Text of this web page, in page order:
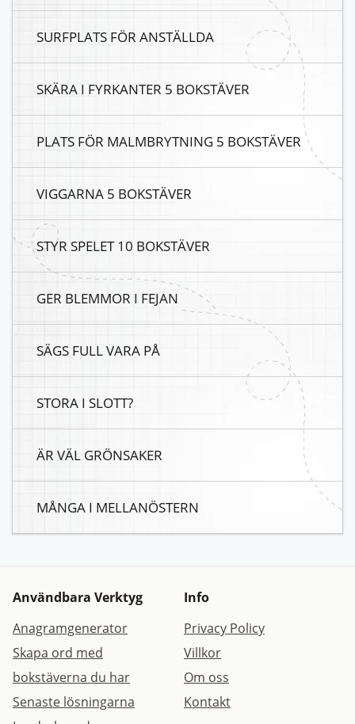
SURFPLATS FÖR ANSTÄLLDA
SKÄRA I FYRKANTER 5 BOKSTÄVER
PLATS FÖR MALMBRYTNING 5 BOKSTÄVER
VIGGARNA 5 BOKSTÄVER
STYR SPELET 10 BOKSTÄVER
GER BLEMMOR I FEJAN
SÄGS FULL VARA PÅ
STORA I SLOTT?
ÄR VÄL GRÖNSAKER
MÅNGA I MELLANÖSTERN
Användbara Verktyg
Anagramgenerator
Skapa ord med
bokstäverna du har
Senaste lösningarna
Info
Privacy Policy
Villkor
Om oss
Kontakt